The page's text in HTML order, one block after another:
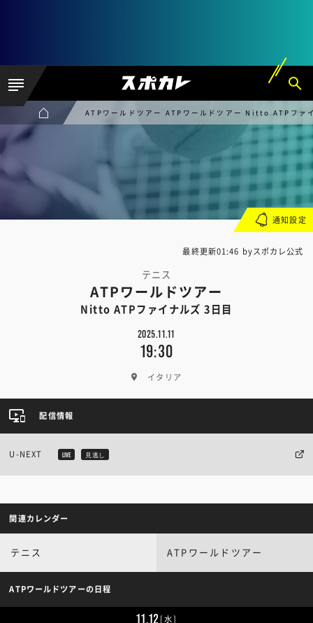
ATPワールドツアー ATPワールドツアー Nitto ATPファ
最終更新01:46 byスポカレ公式
テニス
ATPワールドツアー
Nitto ATPファイナルズ 3日目
2025.11.11
19:30
イタリア
通知設定
配信情報
U-NEXT LIVE 見逃し
関連カレンダー
テニス ATPワールドツアー
ATPワールドツアーの日程
11.12[水]